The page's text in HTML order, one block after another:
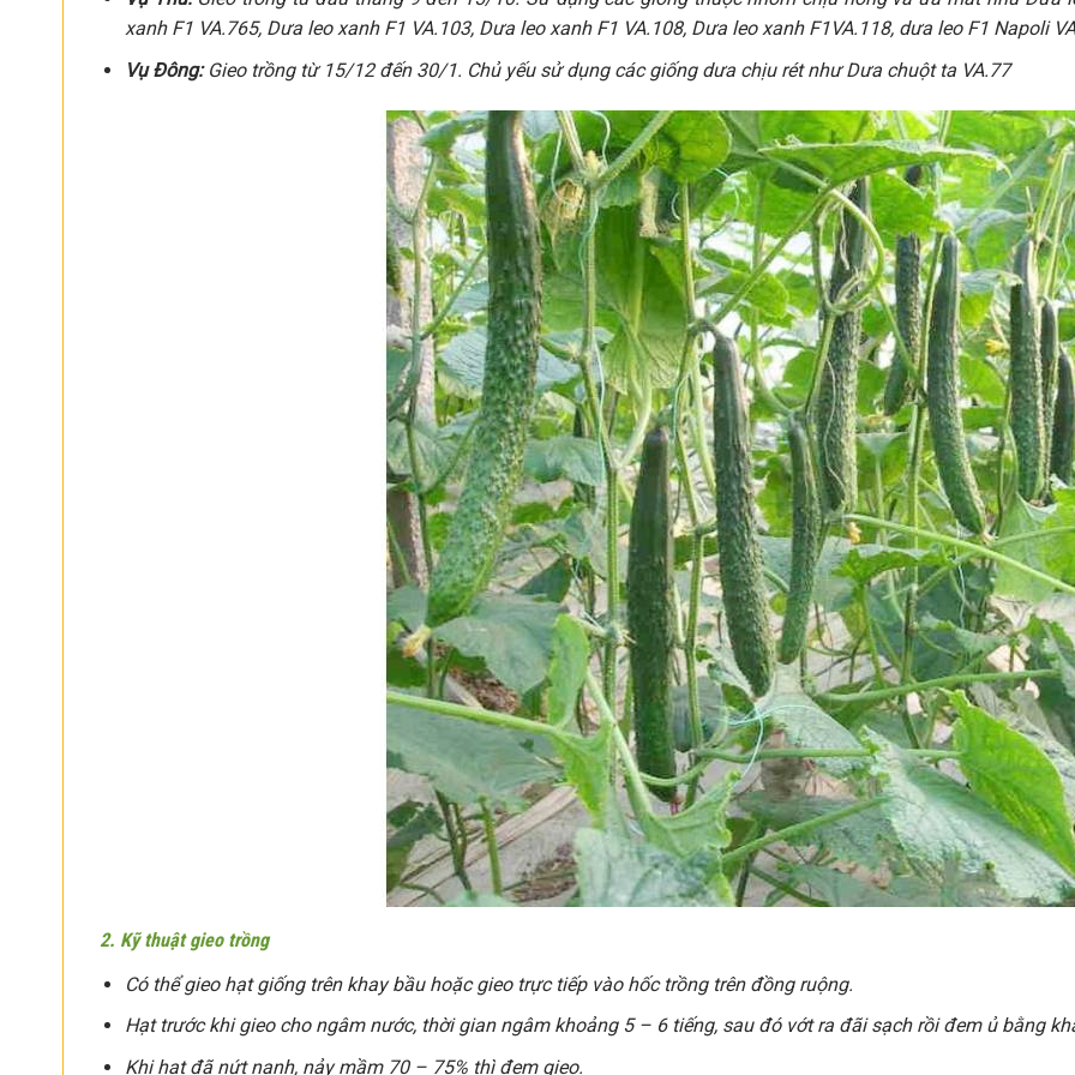
xanh F1 VA.765, Dưa leo xanh F1 VA.103, Dưa leo xanh F1 VA.108, Dưa leo xanh F1VA.118, dưa leo F1 Napoli
Vụ Đông:Gieo trồng từ 15/12 đến 30/1. Chủ yếu sử dụng các giống dưa chịu rét như Dưa chuột ta VA.77
2. Kỹ thuật gieo trồng
Có thể gieo hạt giống trên khay bầu hoặc gieo trực tiếp vào hốc trồng trên đồng ruộng.
Hạt trước khi gieo cho ngâm nước, thời gian ngâm khoảng 5 – 6 tiếng, sau đó vớt ra đãi sạch rồi đem ủ bằng
Khi hạt đã nứt nanh, nảy mầm 70 – 75% thì đem gieo.